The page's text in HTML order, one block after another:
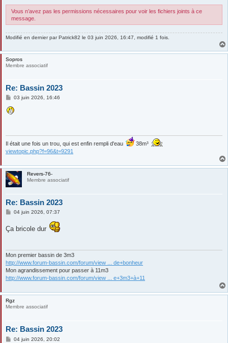
Vous n’avez pas les permissions nécessaires pour voir les fichiers joints à ce
message.
Modifié en dernier parPatrick82 le 03 juin 2026, 16:47, modifié 1 fois.
Sopros
Membre associatif
Re: Bassin 2023
M
s
s
03 juin 2026, 16:46
Il était une fois un trou, qui est enfin rempli d'eau
38m³
viewtopic.php?f=96&t=9291
Revers-76-
Membre associatif
Re: Bassin 2023
M
s
04 juin 2026, 07:37
Ça bricole dur
Mon premier bassin de 3m3
http://www.forum-bassin.com/forum/view ... de+bonheur
Mon agrandissement pour passer à 11m3
http://www.forum-bassin.com/forum/view ... e+3m3+à+11
Rgz
Membre associatif
Re: Bassin 2023
M04 juin 2026, 20:02